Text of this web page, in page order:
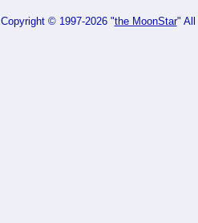
Copyright © 1997-2026 "the MoonStar" All